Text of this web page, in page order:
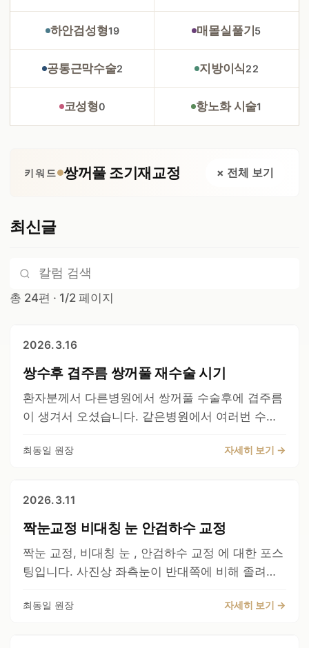
하안검성형19 매몰실풀기 5
공통근막수술2 지방이식22
코성형0 항노화 시술1
키워드 쌍꺼풀 조기재교정 × 전체 보기
최신글
총 24편 · 1/2 페이지
2026.3.16
쌍수후 겹주름 쌍꺼풀 재수술 시기
환자분께서 다른병원에서 쌍꺼풀 수술후에 겹주름
이 생겨서 오셨습니다. 같은병원에서 여러번 수술
있는 상태로 오셨습니다. 수술직후에 바로 겹주름
유착이 안풀어졌을가능성이 높습니다. 따라서 수술
직후에는 겹주름이없어야 됩니다. 하지만, 수술직
후에도 겹주름이 있는경우는 절개선 위로 피부조직
그런경우는 아주 드뭅니다. 한달째 모습입니다. 앞
최동일 원장 자세히 보기 →
2026.3.11
짝눈교정 비대칭 눈 안검하수 교정
짝눈 교정, 비대칭 눈 , 안검하수 교정 에 대한 포스
팅입니다. 사진상 좌측눈이 반대쪽에 비해 졸려보
서 수술을 수차례 받으셨다고 하는데, 교정이 계속
최동일 원장 자세히 보기 →